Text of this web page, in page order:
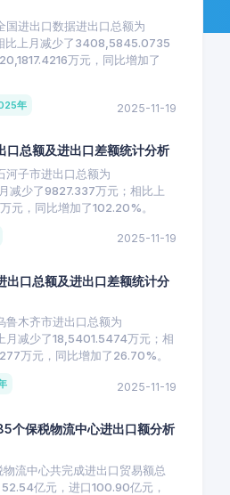
进出口数据进出口总额为
比上月减少了3408,5845.0735
万元，同比增加了
年 2025-11-19
总额及进出口差额统计分析
河子市进出口总额为
减少了9827.337万元；相比上
元，同比增加了102.20%。
2025-11-19
口总额及进出口差额统计分
木齐市进出口总额为
减少了18,5401.5474万元；相
万元，同比增加了26.70%。
2025-11-19
个保税物流中心进出口额分析
流中心共完成进出口贸易额总
亿元，进口100.90亿元，